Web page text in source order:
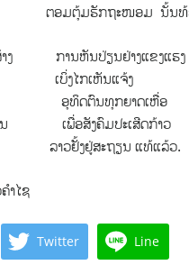
ຖະໜອມ ນັ້ນທ້
າງ ການຫັນປ່ຽນຢ່າງແຂງແຮງ
ເບິ່ງໄກເຫັນແຈ້ງ
ສູ້ ອຸທິດຕົນທຸກຍາດເຫື່ອ
ໝັ້ນ ເພື່ອສັງຄົມປະເສີດກ້າວ
ະຖຽນ ແທ້ແລ້ວ.
ຳໄຊ
Twitter Line